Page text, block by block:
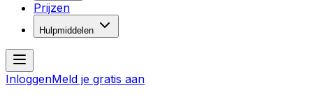
Prijzen
Hulpmiddelen
InloggenMeld je gratis aan